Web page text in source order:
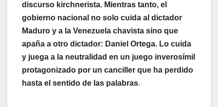
discurso kirchnerista. Mientras tanto, el
gobierno nacional no solo cuida al dictador
Maduro y a la Venezuela chavista sino que
apaña a otro dictador: Daniel Ortega. Lo cuida
y juega a la neutralidad en un juego inverosímil
protagonizado por un canciller que ha perdido
hasta el sentido de las palabras.